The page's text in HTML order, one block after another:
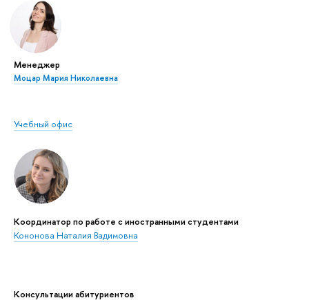
Менеджер
Моцар Мария Николаевна
Учебный офис
Координатор по работе с иностранными студентами
Кононова Наталия Вадимовна
Консультации абитуриентов